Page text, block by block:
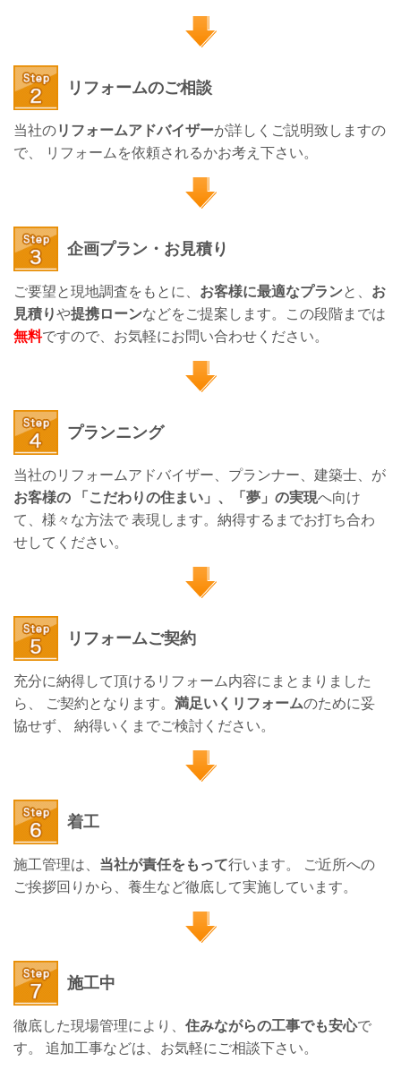
リフォームのご相談
当社のリフォームアドバイザーが詳しくご説明致しますの
で、 リフォームを依頼されるかお考え下さい。
企画プラン・お見積り
ご要望と現地調査をもとに、 お客様に最適なプランと、 お
見積りや提携ローンなどをご提案します。この段階までは
無料ですので、お気軽にお問い合わせください。
プランニング
当社のリフォームアドバイザー、プランナー、建築士、が
お客様の 「こだわりの住まい」、「夢」の実現へ向け
て、様々な方法で 表現します。納得するまでお打ち合わ
せしてください。
リフォームご契約
充分に納得して頂けるリフォーム内容にまとまりました
ら、 ご契約となります。 満足いくリフォームのために妥
協せず、 納得いくまでご検討ください。
着工
施工管理は、 当社が責任をもって行います。 ご近所への
ご挨拶回りから、養生など徹底して実施しています。
施工中
徹底した現場管理により、 住みながらの工事でも安心で
す。 追加工事などは、お気軽にご相談下さい。